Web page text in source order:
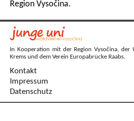
Region Vysočina.
In Kooperation mit der Region Vysočina,
Krems und dem Verein Europabrücke Raabs.
Kontakt
Impressum
Datenschutz